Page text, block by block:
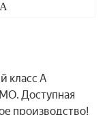
класс А
Доступная
производство!